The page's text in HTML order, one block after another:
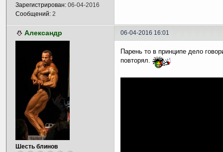
Зарегистрирован: 06-04-2016
Сообщений: 2
Александр 06-04-2016 16:01
Шесть блинов
Парень то в принципе дело
повторял.